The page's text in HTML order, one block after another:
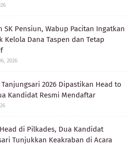
SK Pensiun, Wabup Pacitan Ingatkan
Kelola Dana Taspen dan Tetap
2026
2026 Dipastikan Head to
Kandidat Resmi Mendaftar
di Pilkades, Dua Kandidat
Tunjukkan Keakraban di Acara